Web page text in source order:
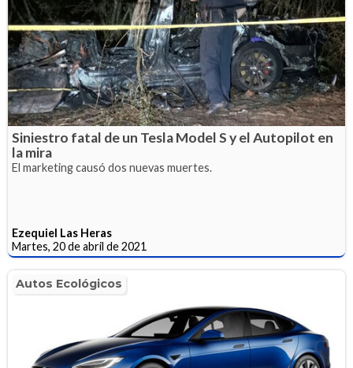
Siniestro fatal de un Tesla Model S y el Autopilot en
la mira
El marketing causó dos nuevas muertes.
Ezequiel Las Heras
Martes, 20 de abril de 2021
Autos Ecológicos